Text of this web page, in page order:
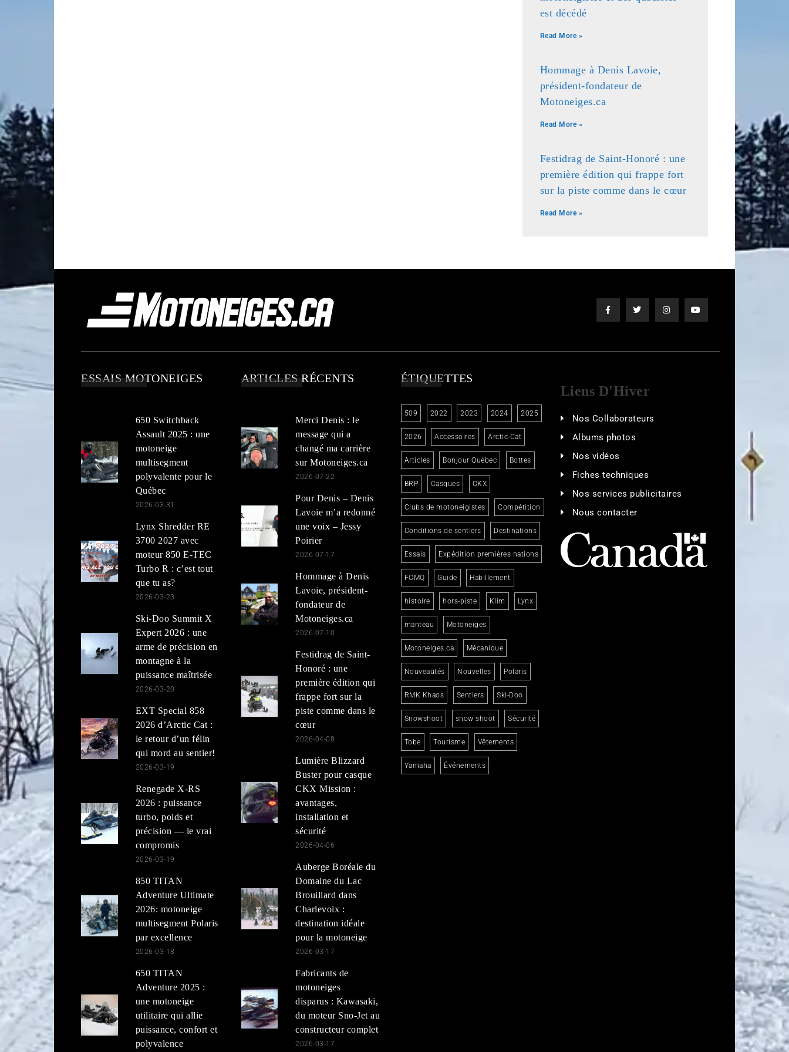
est décédé
Read More »
Hommage à Denis Lavoie,
président-fondateur de
Motoneiges.ca
Read More »
Festidrag de Saint-Honoré : une
première édition qui frappe fort
sur la piste comme dans le cœur
Read More »
ESSAIS MOTONEIGES
650 Switchback
Assault 2025 : une
motoneige
multisegment
polyvalente pour le
Québec
2026-03-31
Lynx Shredder RE
3700 2027 avec
moteur 850 E-TEC
Turbo R : c’est tout
que tu as?
2026-03-23
Ski-Doo Summit X
Expert 2026 : une
arme de précision en
montagne à la
puissance maîtrisée
2026-03-20
EXT Special 858
2026 d’Arctic Cat :
le retour d’un félin
qui mord au sentier!
2026-03-19
Renegade X-RS
2026 : puissance
turbo, poids et
précision — le vrai
compromis
2026-03-19
850 TITAN
Adventure Ultimate
2026: motoneige
multisegment Polaris
par excellence
2026-03-18
650 TITAN
Adventure 2025 :
une motoneige
utilitaire qui allie
puissance, confort et
polyvalence
ARTICLES RÉCENTS
Merci Denis : le
message qui a
changé ma carrière
sur Motoneiges.ca
2026-07-22
Pour Denis – Denis
Lavoie m’a redonné
une voix – Jessy
Poirier
2026-07-17
Hommage à Denis
Lavoie, président-
fondateur de
Motoneiges.ca
2026-07-10
Festidrag de Saint-
Honoré : une
première édition qui
frappe fort sur la
piste comme dans le
cœur
2026-04-08
Lumière Blizzard
Buster pour casque
CKX Mission :
avantages,
installation et
sécurité
2026-04-06
Auberge Boréale du
Domaine du Lac
Brouillard dans
Charlevoix :
destination idéale
pour la motoneige
2026-03-17
Fabricants de
motoneiges
disparus : Kawasaki,
du moteur Sno-Jet au
constructeur complet
2026-03-17
ÉTIQUETTES
509 2022 2023 2024 2025
2026 Accessoires Arctic-Cat
Articles Bonjour Québec Bottes
BRP Casques CKX
Clubs de motoneigistes Compétition
Conditions de sentiers Destinations
Essais Expédition premières nations
FCMQ Guide Habillement
histoire hors-piste Klim Lynx
manteau Motoneiges
Motoneiges.ca Mécanique
Nouveautés Nouvelles Polaris
RMK Khaos Sentiers Ski-Doo
Snowshoot snow shoot Sécurité
Tobe Tourisme Vêtements
Yamaha Événements
Liens D'Hiver
Nos Collaborateurs
Albums photos
Nos vidéos
Fiches techniques
Nos services publicitaires
Nous contacter